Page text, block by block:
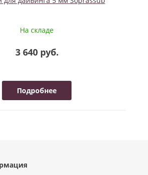
На складе
3 640 руб.
Подробнее